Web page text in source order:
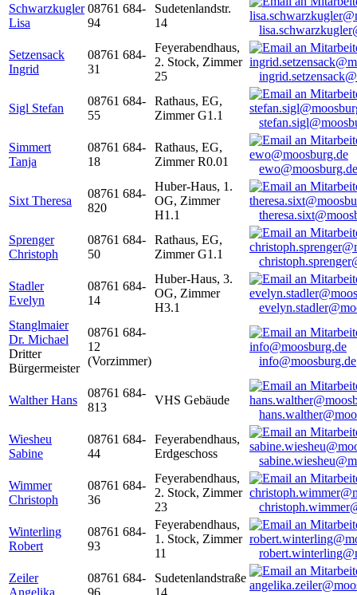
Schwarzkugler
Lisa
08761 684-
94
Sudetenlandstr.
14
Setzensack
Ingrid
08761 684-
31
Feyerabendhaus,
2. Stock, Zimmer
25
Sigl Stefan
08761 684-
55
Rathaus, EG,
Zimmer G1.1
Simmert
Tanja
08761 684-
18
Rathaus, EG,
Zimmer R0.01
ewo@moosburg.de
Sixt Theresa
08761 684-
820
Huber-Haus, 1.
OG, Zimmer
H1.1
Sprenger
Christoph
08761 684-
50
Rathaus, EG,
Zimmer G1.1
Stadler
Evelyn
08761 684-
14
Huber-Haus, 3.
OG, Zimmer
H3.1
Stanglmaier
Dr. Michael
Dritter
Bürgermeister
08761 684-
12
(Vorzimmer)
info@moosburg.de
Walther Hans
08761 684-
813
VHS Gebäude
Wiesheu
Sabine
08761 684-
44
Feyerabendhaus,
Erdgeschoss
Wimmer
Christoph
08761 684-
36
Feyerabendhaus,
2. Stock, Zimmer
23
Winterling
Robert
08761 684-
93
Feyerabendhaus,
1. Stock, Zimmer
11
Zeiler
Angelika
08761 684-
96
Sudetenlandstraße
14